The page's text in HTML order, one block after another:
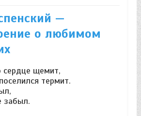
—
о любимом
щемит,
термит.
забыл.